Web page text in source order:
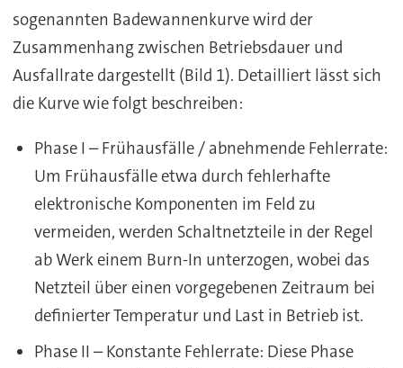
sogenannten Badewannenkurve wird der
Zusammenhang zwischen Betriebsdauer und
Ausfallrate dargestellt (Bild 1). Detailliert lässt sich
die Kurve wie folgt beschreiben:
Phase I – Frühausfälle / abnehmende Fehlerrate:
Um Frühausfälle etwa durch fehlerhafte
elektronische Komponenten im Feld zu
vermeiden, werden Schaltnetzteile in der Regel
ab Werk einem Burn-In unterzogen, wobei das
Netzteil über einen vorgegebenen Zeitraum bei
definierter Temperatur und Last in Betrieb ist.
Phase II – Konstante Fehlerrate: Diese Phase